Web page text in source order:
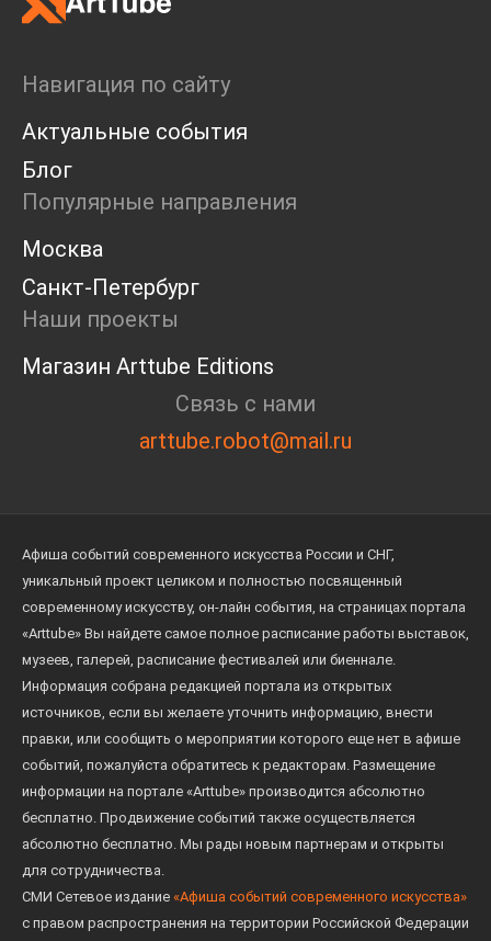
Навигация по сайту
Актуальные события
Блог
Популярные направления
Москва
Санкт-Петербург
Наши проекты
Магазин Arttube Editions
Связь с нами
arttube.robot@mail.ru
Афиша событий современного искусства России и СНГ,
уникальный проект целиком и полностью посвященный
современному искусству, он-лайн события, на страницах портала
«Arttube» Вы найдете самое полное расписание работы выставок,
музеев, галерей, расписание фестивалей или биеннале.
Информация собрана редакцией портала из открытых
источников, если вы желаете уточнить информацию, внести
правки, или сообщить о мероприятии которого еще нет в афише
событий, пожалуйста обратитесь к редакторам. Размещение
информации на портале «Arttube» производится абсолютно
бесплатно. Продвижение событий также осуществляется
абсолютно бесплатно. Мы рады новым партнерам и открыты
для сотрудничества.
СМИ Сетевое издание «Афиша событий современного искусства»
с правом распространения на территории Российской Федерации